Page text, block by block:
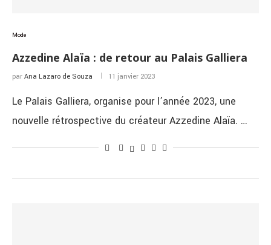
Mode
Azzedine Alaïa : de retour au Palais Galliera
par Ana Lazaro de Souza 11 janvier 2023
Le Palais Galliera, organise pour l’année 2023, une
nouvelle rétrospective du créateur Azzedine Alaïa. …